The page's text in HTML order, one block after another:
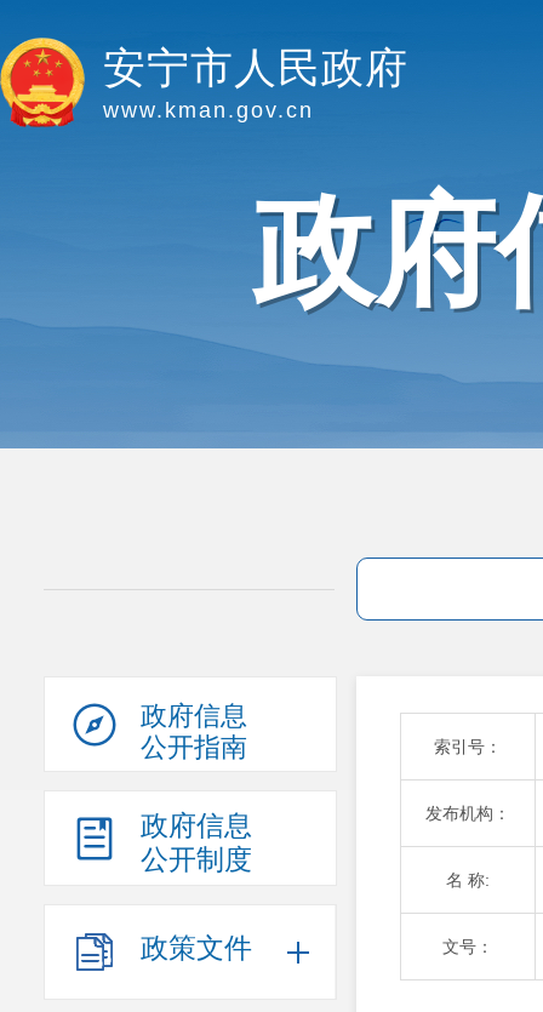
安宁市人民政府
www.kman.gov.cn
政府
政府信息
公开指南
政府信息
公开制度
政策文件
索引号：
发布机构：
名 称:
文号：